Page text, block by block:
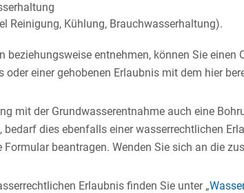
Reinigung, Kühlung, Brauchwasserhaltung).
beziehungsweise entnehmen, können Sie einen
oder einer gehobenen Erlaubnis mit dem hier
mit der Grundwasserentnahme auch eine
dies ebenfalls einer wasserrechtlichen
beantragen. Wenden Sie sich an die
Erlaubnis finden Sie unter „